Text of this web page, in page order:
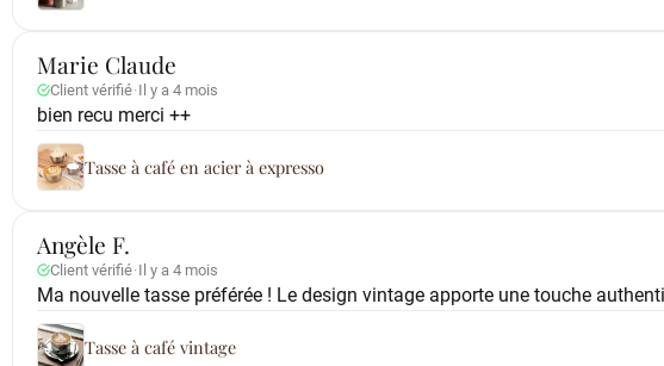
Marie Claude
Client vérifié· Il y a 4 mois
bien recu merci ++
Tasse à café en acier à expresso
Angèle F.
Client vérifié· Il y a 4 mois
Ma nouvelle tasse préférée ! Le design vintage apporte une touche
Tasse à café vintage